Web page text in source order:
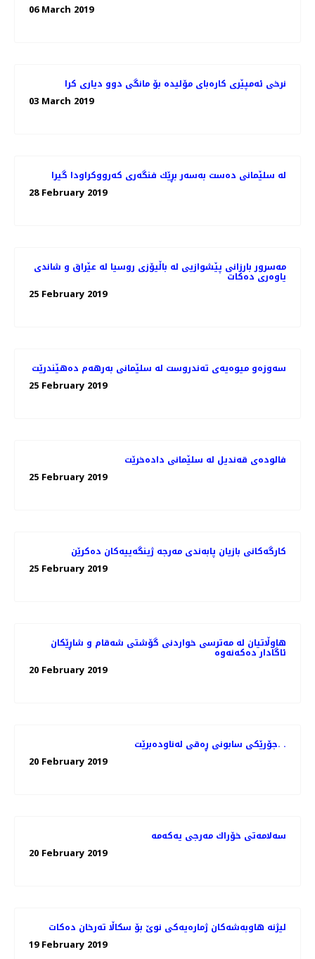
06 March 2019
نرخی ئه‌مپێری كاره‌بای مۆلیده‌ بۆ مانگی دوو دیاری كرا
03 March 2019
له‌ سلێمانی ده‌ست به‌سه‌ر بڕێك فنگه‌ری كه‌رووكراودا گیرا
28 February 2019
مه‌سرور بارزانی پێشوازیی لە باڵیۆزی روسیا لە عێراق و شاندی
یاوه‌ری ده‌كات
25 February 2019
سه‌وزه‌و میوه‌یه‌ی ته‌ندروست له‌ سلێمانی به‌رهه‌م ده‌هێندرێت
25 February 2019
فالوده‌ی قه‌ندیل له‌ سلێمانی داده‌خرێت
25 February 2019
كارگه‌كانی بازیان پابه‌ندی مه‌رجه‌ ژینگه‌ییه‌كان ده‌كرێن
25 February 2019
هاوڵاتیان له‌ مەترسی خواردنی گۆشتی شەقام و شاڕێكان
20 February 2019
جۆرێكی سابونی ڕه‌قی له‌ناوده‌برێت. .
20 February 2019
20 February 2019
لیژنه‌ هاوبه‌شه‌كان ژماره‌یه‌كی نوێ بۆ سكاڵا ته‌رخان ده‌كات
19 February 2019